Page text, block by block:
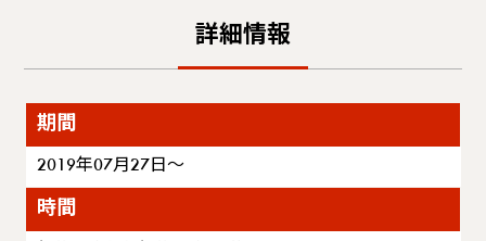
詳細情報
期間
2019年07月27日～
時間